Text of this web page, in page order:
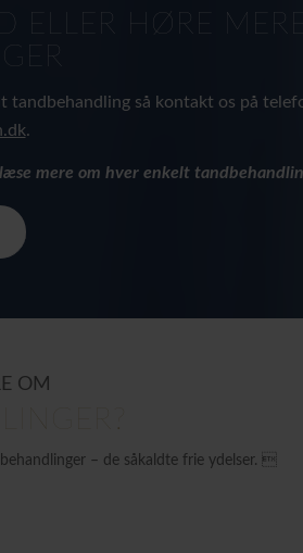
ELLER HØRE
tandbehandling så kontakt os på
.
mere om hver enkelt
OM
– de såkaldte frie ydelser. 